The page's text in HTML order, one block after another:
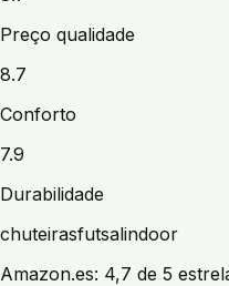
Preço qualidade
8.7
Conforto
7.9
Durabilidade
chuteirasfutsalindoor
Amazon.es: 4,7 de 5